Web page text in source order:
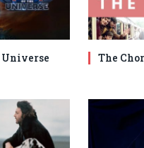
Universe
The